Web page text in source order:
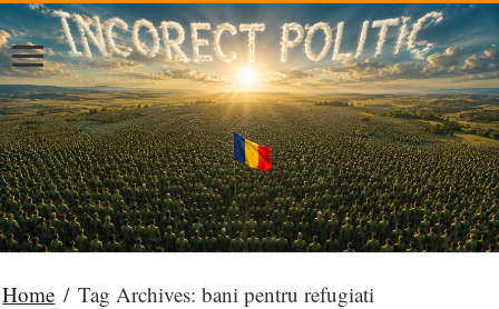
Home / Tag Archives: bani pentru refugiati